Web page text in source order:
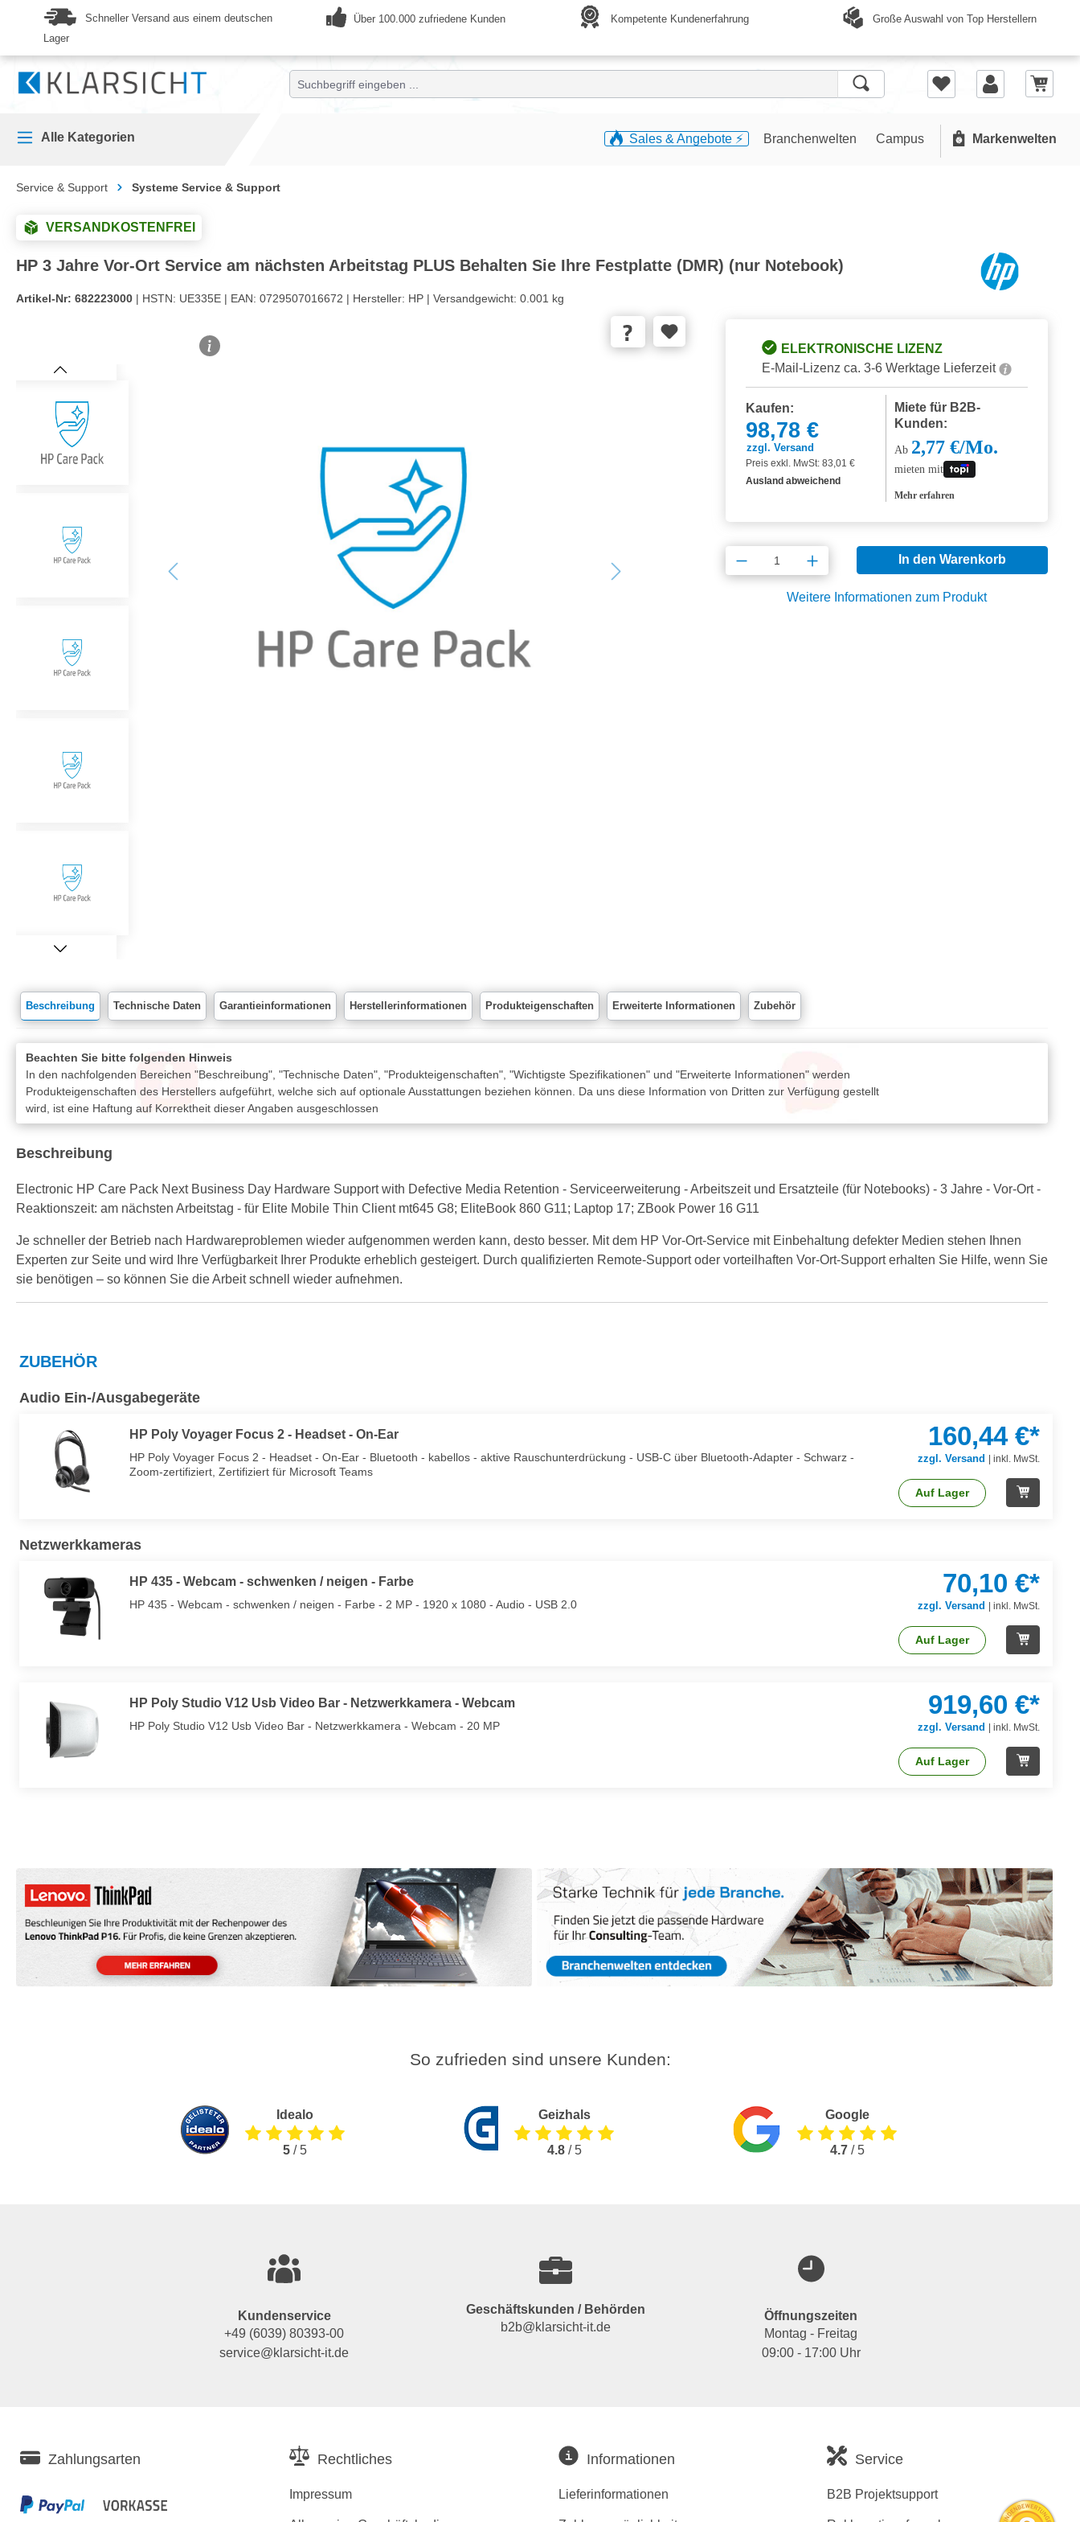
Zur Hauptnavigation springen
Schneller Versand aus einem deutschen
Lager
Über 100.000 zufriedene Kunden Kompetente Kundenerfahrung Große Auswahl von Top Herstellern
Alle Kategorien Sales & Angebote ⚡️ Branchenwelten Campus Markenwelten
Service & Support Systeme Service & Support
VERSANDKOSTENFREI
HP 3 Jahre Vor-Ort Service am nächsten Arbeitstag PLUS Behalten Sie Ihre Festplatte (DMR) (nur Notebook)
Artikel-Nr: 682223000 | HSTN: UE335E | EAN: 0729507016672 | Hersteller: HP | Versandgewicht: 0.001 kg
Bildergalerie überspringen
ELEKTRONISCHE LIZENZ
E-Mail-Lizenz ca. 3-6 Werktage Lieferzeit
Kaufen:
98,78 €
zzgl. Versand
Preis exkl. MwSt: 83,01 €
Ausland abweichend
Miete für B2B-
Kunden:
Ab 2,77 €/Mo.
mieten mit
Mehr erfahren
Produkt Anzahl: Gib den gewünschten
In den Warenkorb
Weitere Informationen zum Produkt
Beschreibung Technische Daten Garantieinformationen Herstellerinformationen Produkteigenschaften Erweiterte Informationen Zubehör
Beachten Sie bitte folgenden Hinweis
In den nachfolgenden Bereichen "Beschreibung", "Technische Daten", "Produkteigenschaften", "Wichtigste Spezifikationen" und "Erweiterte Informationen" werden
Produkteigenschaften des Herstellers aufgeführt, welche sich auf optionale Ausstattungen beziehen können. Da uns diese Information von Dritten zur Verfügung gestellt
wird, ist eine Haftung auf Korrektheit dieser Angaben ausgeschlossen
Beschreibung
Electronic HP Care Pack Next Business Day Hardware Support with Defective Media Retention - Serviceerweiterung - Arbeitszeit und Ersatzteile (für Notebooks) - 3 Jahre - Vor-Ort -
Reaktionszeit: am nächsten Arbeitstag - für Elite Mobile Thin Client mt645 G8; EliteBook 860 G11; Laptop 17; ZBook Power 16 G11
Je schneller der Betrieb nach Hardwareproblemen wieder aufgenommen werden kann, desto besser. Mit dem HP Vor-Ort-Service mit Einbehaltung defekter Medien stehen Ihnen
Experten zur Seite und wird Ihre Verfügbarkeit Ihrer Produkte erheblich gesteigert. Durch qualifizierten Remote-Support oder vorteilhaften Vor-Ort-Support erhalten Sie Hilfe, wenn Sie
sie benötigen – so können Sie die Arbeit schnell wieder aufnehmen.
ZUBEHÖR
Audio Ein-/Ausgabegeräte
HP Poly Voyager Focus 2 - Headset - On-Ear
HP Poly Voyager Focus 2 - Headset - On-Ear - Bluetooth - kabellos - aktive Rauschunterdrückung - USB-C über Bluetooth-Adapter - Schwarz -
Zoom-zertifiziert, Zertifiziert für Microsoft Teams
160,44 €*
zzgl. Versand |inkl. MwSt.
Auf Lager
Netzwerkkameras
HP 435 - Webcam - schwenken / neigen - Farbe
HP 435 - Webcam - schwenken / neigen - Farbe - 2 MP - 1920 x 1080 - Audio - USB 2.0
70,10 €*
zzgl. Versand |inkl. MwSt.
Auf Lager
HP Poly Studio V12 Usb Video Bar - Netzwerkkamera - Webcam
HP Poly Studio V12 Usb Video Bar - Netzwerkkamera - Webcam - 20 MP
919,60 €*
zzgl. Versand |inkl. MwSt.
Auf Lager
So zufrieden sind unsere Kunden:
Idealo
5/ 5
Geizhals
4.8/ 5
Google
4.7/ 5
Kundenservice
+49 (6039) 80393-00
service@klarsicht-it.de
Geschäftskunden / Behörden
b2b@klarsicht-it.de
Öffnungszeiten
Montag - Freitag
09:00 - 17:00 Uhr
Zahlungsarten Rechtliches
Impressum
Informationen
Lieferinformationen
Service
B2B Projektsupport